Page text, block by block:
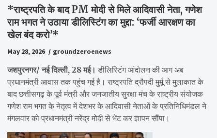
*राष्ट्रपति के बाद PM मोदी से मिले आदिवासी नेता, गणेश
राम भगत ने उठाया डीलिस्टिंग का मुद्दा: ‘फर्जी आरक्षण का
खेल बंद करो’*
May 28, 2026 groundzeroenews
जशपुरनगर/ नई दिल्ली, 28 मई। डीलिस्टिंग आंदोलन की आग अब
प्रधानमंत्री आवास तक पहुंच गई है। राष्ट्रपति द्रौपदी मुर्मू से मुलाकात के
बाद छत्तीसगढ़ के पूर्व मंत्री और जनजातीय सुरक्षा मंच के राष्ट्रीय संयोजक
गणेश राम भगत के नेतृत्व में देशभर के आदिवासी नेताओं के प्रतिनिधिमंडल ने
मंगलवार को प्रधानमंत्री नरेंद्र मोदी से भेंट कर ज्ञापन सौंपा।